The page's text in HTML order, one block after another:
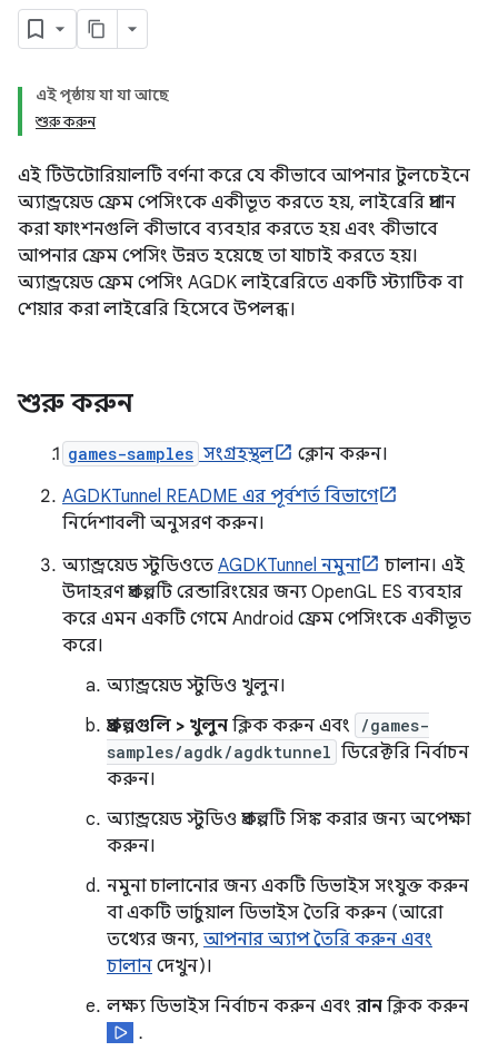
এই পৃষ্ঠায় যা যা আছে
শুরু করুন
এই টিউটোরিয়ালটি বর্ণনা করে যে কীভাবে আপনার টুলচেইনে
অ্যান্ড্রয়েড ফ্রেম পেসিংকে একীভূত করতে হয়, লাইব্রেরি প্রদান
করা ফাংশনগুলি কীভাবে ব্যবহার করতে হয় এবং কীভাবে
আপনার ফ্রেম পেসিং উন্নত হয়েছে তা যাচাই করতে হয়।
অ্যান্ড্রয়েড ফ্রেম পেসিং AGDK লাইব্রেরিতে একটি স্ট্যাটিক বা
শেয়ার করা লাইব্রেরি হিসেবে উপলব্ধ।
শুরু করুন
games-samples সংগ্রহস্থল
ক্লোন করুন।
AGDKTunnel README এর পূর্বশর্ত বিভাগে
নির্দেশাবলী অনুসরণ করুন।
অ্যান্ড্রয়েড স্টুডিওতে AGDKTunnel নমুনা
চালান। এই
উদাহরণ প্রকল্পটি রেন্ডারিংয়ের জন্য OpenGL ES ব্যবহার
করে এমন একটি গেমে Android ফ্রেম পেসিংকে একীভূত
করে।
অ্যান্ড্রয়েড স্টুডিও খুলুন।
প্রকল্পগুলি > খুলুন ক্লিক করুন এবং
/games-
samples/agdk/agdktunnel ডিরেক্টরি নির্বাচন
করুন।
অ্যান্ড্রয়েড স্টুডিও প্রকল্পটি সিঙ্ক করার জন্য অপেক্ষা
করুন।
নমুনা চালানোর জন্য একটি ডিভাইস সংযুক্ত করুন
বা একটি ভার্চুয়াল ডিভাইস তৈরি করুন (আরো
তথ্যের জন্য, আপনার অ্যাপ তৈরি করুন এবং
চালান দেখুন)।
লক্ষ্য ডিভাইস নির্বাচন করুন এবং রান ক্লিক করুন
.